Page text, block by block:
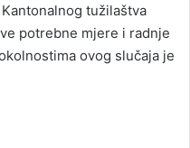
tužilaštva
potrebne mjere i radnje
ovog slučaja je